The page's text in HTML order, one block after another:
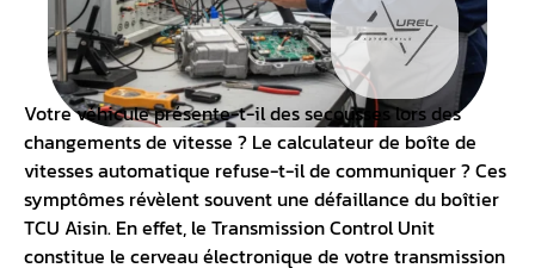
Votre véhicule présente-t-il des secousses lors des
changements de vitesse ? Le calculateur de boîte de
vitesses automatique refuse-t-il de communiquer ? Ces
symptômes révèlent souvent une défaillance du boîtier
TCU Aisin. En effet, le Transmission Control Unit
constitue le cerveau électronique de votre transmission